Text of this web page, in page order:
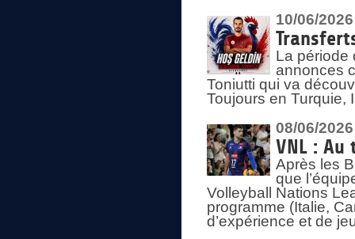
10/06/2026
La période
annonces
Toniutti qui va
Toujours en Turquie,
08/06/2026
VNL : Au
Après les
que
Volleyball Nations
programme (Italie,
d’expérience et de